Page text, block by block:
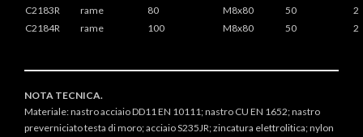
C2183R rame 80 M8x80 50
2
C2184R
rame 100 M8x80 50 2
NOTA TECNICA.
Materiale: nastro acciaio DD11 EN 10111; nastro CU EN 1652; nastro
preverniciato testa di moro; acciaio S235JR; zincatura elettrolitica; nylon